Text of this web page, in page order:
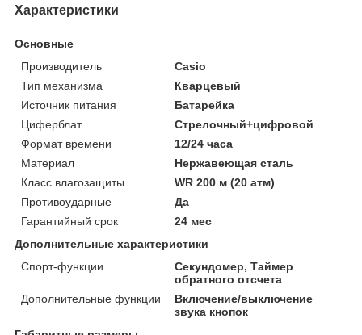
Характеристики
Основные
Производитель
Casio
Тип механизма
Кварцевый
Источник питания
Батарейка
Циферблат
Стрелочный+цифровой
Формат времени
12/24 часа
Материал
Нержавеющая сталь
Класс влагозащиты
WR 200 м (20 атм)
Противоударные
Да
Гарантийный срок
24 мес
Дополнительные характеристики
Спорт-функции
Секундомер, Таймер
обратного отсчета
Дополнительные функции
Включение/выключение
звука кнопок